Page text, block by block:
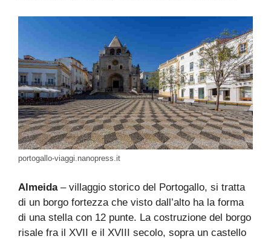
portogallo-viaggi.nanopress.it
Almeida – villaggio storico del Portogallo, si tratta
di un borgo fortezza che visto dall’alto ha la forma
di una stella con 12 punte. La costruzione del borgo
risale fra il XVII e il XVIII secolo, sopra un castello